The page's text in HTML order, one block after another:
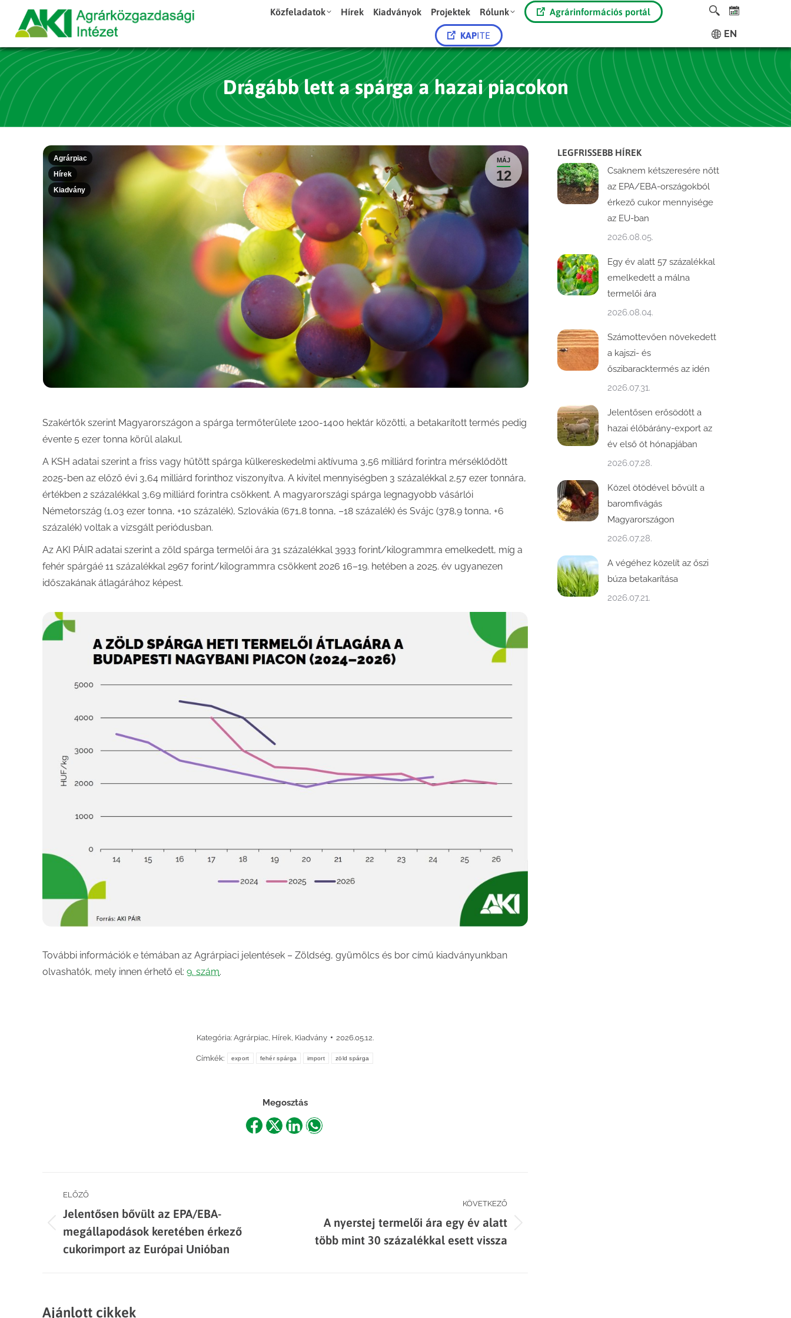
Közfeladatok Hírek Kiadványok Projektek Rólunk Agrárinformációs portál
KAPITE EN
Drágább lett a spárga a hazai piacokon
MÁJ
12
Agrárpiac
Hírek
Kiadvány
Szakértők szerint Magyarországon a spárga termőterülete 1200-1400 hektár közötti, a betakarított termés pedig
évente 5 ezer tonna körül alakul.
A KSH adatai szerint a friss vagy hűtött spárga külkereskedelmi aktívuma 3,56 milliárd forintra mérséklődött
2025-ben az előző évi 3,64 milliárd forinthoz viszonyítva. A kivitel mennyiségben 3 százalékkal 2,57 ezer tonnára,
értékben 2 százalékkal 3,69 milliárd forintra csökkent. A magyarországi spárga legnagyobb vásárlói
Németország (1,03 ezer tonna, +10 százalék), Szlovákia (671,8 tonna, –18 százalék) és Svájc (378,9 tonna, +6
százalék) voltak a vizsgált periódusban.
Az AKI PÁIR adatai szerint a zöld spárga termelői ára 31 százalékkal 3933 forint/kilogrammra emelkedett, míg a
fehér spárgáé 11 százalékkal 2967 forint/kilogrammra csökkent 2026 16–19. hetében a 2025. év ugyanezen
időszakának átlagárához képest.
További információk e témában az Agrárpiaci jelentések – Zöldség, gyümölcs és bor című kiadványunkban
olvashatók, mely innen érhető el: 9. szám.
Kategória: Agrárpiac Hírek Kiadvány 2026.05.12.
Címkék: export fehér spárga import zöld spárga
Megosztás
ShareShareShareShare
Post
navigation
ELŐZŐ
Previous
post:
Jelentősen bővült az EPA/EBA-
megállapodások keretében érkező
cukorimport az Európai Unióban
KÖVETKEZŐ
post:
A nyerstej termelői ára egy év alatt
több mint 30 százalékkal esett vissza
Ajánlott cikkek
LEGFRISSEBB HÍREK
Csaknem kétszeresére nőtt
az EPA/EBA-országokból
érkező cukor mennyisége
az EU-ban
2026.08.05.
Egy év alatt 57 százalékkal
emelkedett a málna
termelői ára
2026.08.04.
Számottevően növekedett
a kajszi- és
őszibaracktermés az idén
2026.07.31.
Jelentősen erősödött a
hazai élőbárány-export az
év első öt hónapjában
2026.07.28.
Közel ötödével bővült a
baromfivágás
Magyarországon
2026.07.28.
A végéhez közelít az őszi
búza betakarítása
2026.07.21.